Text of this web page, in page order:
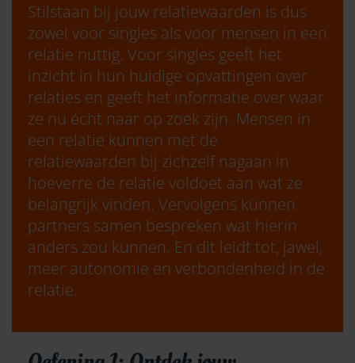
Stilstaan bij jouw relatiewaarden is dus
zowel voor singles als voor mensen in een
relatie nuttig. Voor singles geeft het
inzicht in hun huidige opvattingen over
relaties en geeft het informatie over waar
ze nu écht naar op zoek zijn. Mensen in
een relatie kunnen met de
relatiewaarden bij zichzelf nagaan in
hoeverre de relatie voldoet aan wat ze
belangrijk vinden. Vervolgens kunnen
partners samen bespreken wat hierin
anders zou kunnen. En dit leidt tot, jawel,
meer autonomie en verbondenheid in de
relatie.